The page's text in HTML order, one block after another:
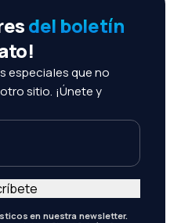
del boletín
especiales que no
sitio. ¡Únete y
en nuestra newsletter.